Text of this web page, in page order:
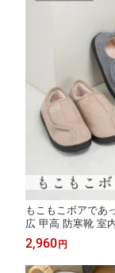
もこもこボアであ
広 甲高 防寒靴 室
ルームシューズ も
室外 室内 痛くな
2,960円